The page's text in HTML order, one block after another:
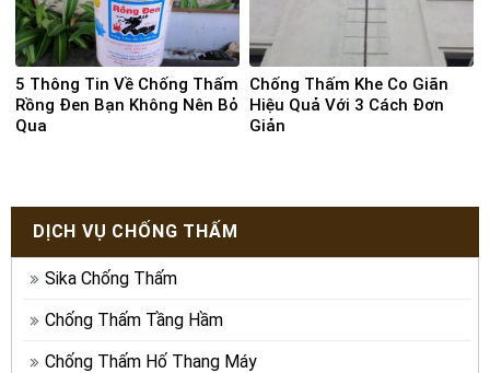
5 Thông Tin Về Chống Thấm
Rồng Đen Bạn Không Nên Bỏ
Qua
Chống Thấm Khe Co Giãn
Hiệu Quả Với 3 Cách Đơn
Giản
DỊCH VỤ CHỐNG THẤM
Sika Chống Thấm
Chống Thấm Tầng Hầm
Chống Thấm Hố Thang Máy